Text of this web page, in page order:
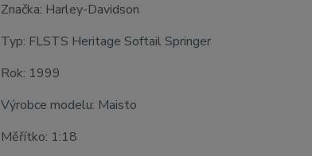
Značka: Harley-Davidson
Typ: FLSTS Heritage Softail Springer
Rok: 1999
Výrobce modelu: Maisto
Měřítko: 1:18